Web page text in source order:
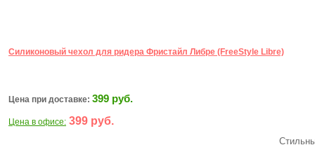
Силиконовый чехол для ридера Фристайл Либре (FreeStyle Libre)
Цена при доставке: 399 руб.
Цена в офисе: 399 руб.